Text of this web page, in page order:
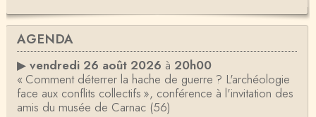
AGENDA
▶ vendredi 26 août 2026 à 20h00
« Comment déterrer la hache de guerre ? L'archéologie
face aux conflits collectifs », conférence à l'invitation des
amis du musée de Carnac (56)